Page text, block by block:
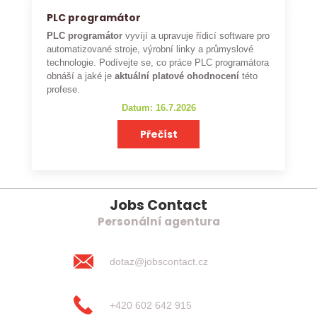
PLC programátor
PLC programátor vyvíjí a upravuje řídicí software pro
automatizované stroje, výrobní linky a průmyslové
technologie. Podívejte se, co práce PLC programátora
obnáší a jaké je aktuální platové ohodnocení této
profese.
Datum: 16.7.2026
Přečíst
Jobs Contact
Personální agentura
dotaz@jobscontact.cz
+420 602 642 915